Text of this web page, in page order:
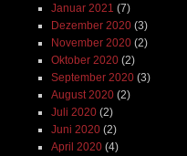
Januar 2021 (7)
Dezember 2020(3)
November 2020(2)
Oktober 2020(2)
September 2020(3)
August 2020(2)
Juli 2020(2)
Juni 2020(2)
April 2020(4)